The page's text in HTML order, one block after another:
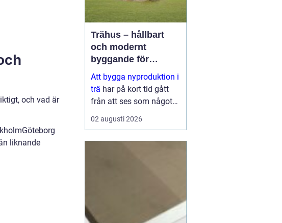
och vad är
liknande
Trähus – hållbart
och modernt
byggande för
framtiden
Att bygga nyproduktion i
trä har på kort tid gått
från att ses som något
traditionellt till att bli ett
av de mest moderna
02 augusti 2026